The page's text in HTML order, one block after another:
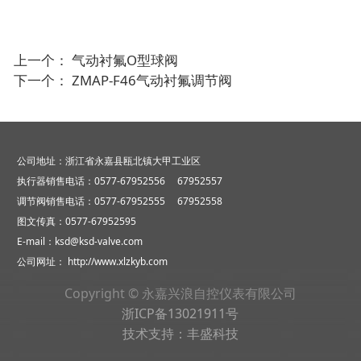
上一个： 气动衬氟O型球阀
下一个： ZMAP-F46气动衬氟调节阀
公司地址：浙江省永嘉县瓯北镇大甲工业区
执行器销售电话：0577-67952556 67952557
调节阀销售电话：0577-67952555 67952558
图文传真：0577-67952595
E-mail：ksd@ksd-valve.com
公司网址： http://www.xlzkyb.com
Copyright © 永嘉兴浪自控仪表有限公司
浙ICP备13021911号
技术支持： 丰盛科技